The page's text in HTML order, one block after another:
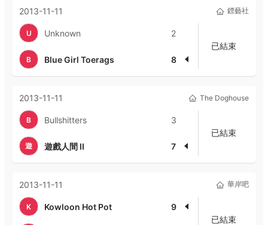
2013-11-11 鏢藝社
U Unknown 2
B Blue Girl Toerags 8
已結束
2013-11-11 The Doghouse
B Bullshitters 3
遊 遊戲人間 II 7
已結束
2013-11-11 華岸吧
K Kowloon Hot Pot 9
已結束